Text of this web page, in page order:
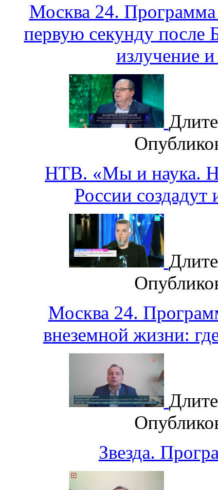
Москва 24.
первую секунду после
излучение
НТВ. «Мы и наука.
России создадут
Москва 24.
внеземной жизни:
Звезда.